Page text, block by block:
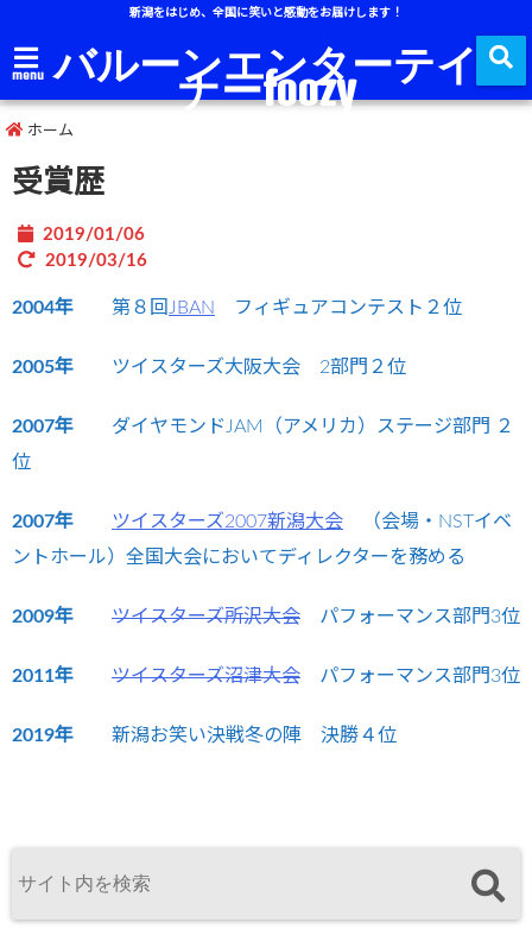
新潟をはじめ、全国に笑いと感動をお届けします！
menu バルーンエンターテイ
ナーfoozy
ホーム
受賞歴
2019/01/06
2019/03/16
2004年 第８回 JBAN フィギュアコンテスト２位
2005年 ツイスターズ大阪大会 2部門２位
2007年 ダイヤモンドJAM（アメリカ）ステージ部門 ２
位
2007年 ツイスターズ2007新潟大会 （会場・NSTイベ
ントホール）全国大会においてディレクターを務める
2009年 ツイスターズ所沢大会 パフォーマンス部門3位
2011年 ツイスターズ沼津大会 パフォーマンス部門3位
2019年 新潟お笑い決戦冬の陣 決勝４位